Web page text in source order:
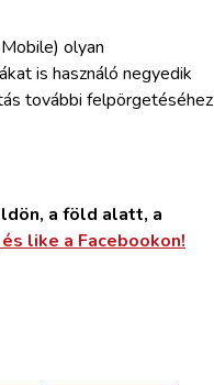
olyan
is használó negyedik
további felpörgetéséhez
a föld alatt, a
like a Facebookon!